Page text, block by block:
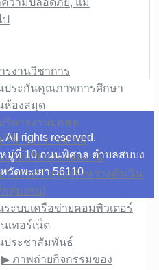
วามปลอดภัย, แม่
งานวิชาการ
ประกันคุณภาพการศึกษา
ห้องสมุด
ริหารงานบุคคล
ริหารงบประมาณ
นโยบายและแผนงาน
หารทั่วไป(อยู่ระหว่างดำเนิน
กลุ่มงาน)
ระบบเครือข่ายคอมพิวเตอร์
เทอร์เน็ต
ประชาสัมพันธ์
▶︎ ภาพถ่ายกิจกรรมของ
All rights reserved.
มู่ที่ 10 ถนนพิศาล ตำบลสบบง
วัดพะเยา 56110